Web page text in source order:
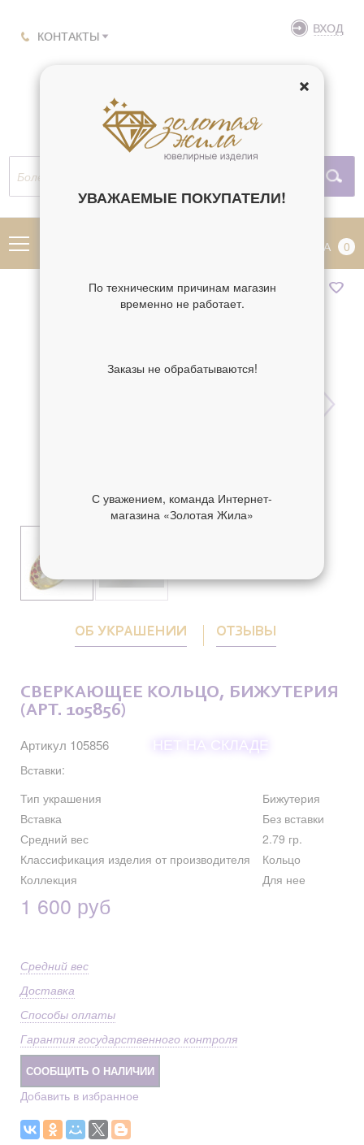
КОНТАКТЫ ВХОД
КОРЗИНА 0
ОБ УКРАШЕНИИ ОТЗЫВЫ
СВЕРКАЮЩЕЕ КОЛЬЦО, БИЖУТЕРИЯ
(АРТ. 105856)
Артикул 105856 НЕТ НА СКЛАДЕ
Вставки:
Тип украшения
Бижутерия
Вставка
Без вставки
Средний вес
2.79 гр.
Классификация изделия от производителя
Кольцо
Коллекция
Для нее
1 600 руб
Средний вес
Доставка
Способы оплаты
Гарантия государственного контроля
СООБЩИТЬ О НАЛИЧИИ
Добавить в избранное
УВАЖАЕМЫЕ ПОКУПАТЕЛИ!
По техническим причинам магазин
временно не работает.
Заказы не обрабатываются!
С уважением, команда Интернет-
магазина «Золотая Жила»